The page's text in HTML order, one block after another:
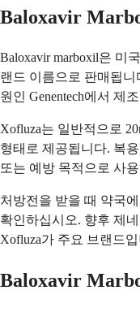
Baloxavir
Baloxavir marboxil은 미
랜드 이름으로 판매됩니
원인 Genentech에서 제
Xofluza는 일반적으로
형태로 제공됩니다. 복
또는 예방 목적으로 사
처방전을 받을 때 약국
확인하십시오. 향후 제
Xofluza가 주요 브랜드
Baloxavir